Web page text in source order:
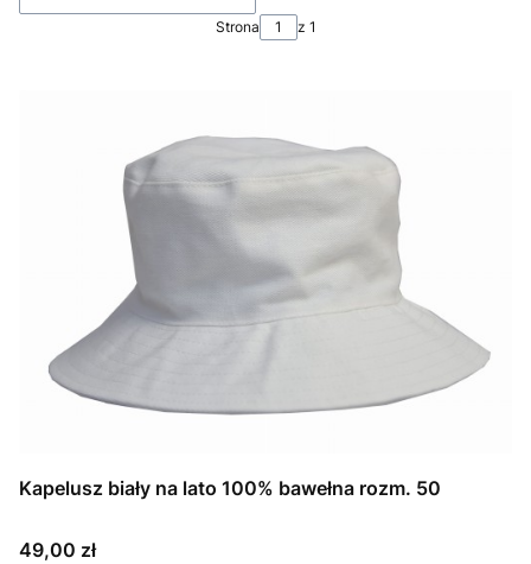
Strona z 1
Kapelusz biały na lato 100% bawełna rozm. 50
Cena
49,00 zł